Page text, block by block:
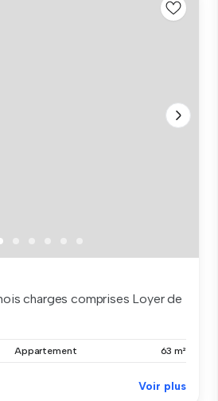
charges comprises Loyer de
Appartement 63 m²
Voir plus